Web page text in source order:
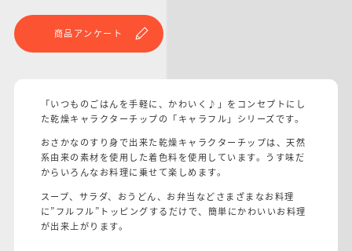
商品アンケート
「いつものごはんを手軽に、かわいく♪」をコンセプトにし
た乾燥キャラクターチップの「キャラフル」シリーズです。
おさかなのすり身で出来た乾燥キャラクターチップは、天然
系由来の素材を使用した着色料を使用しています。うす味だ
からいろんなお料理に乗せて楽しめます。
スープ、サラダ、おうどん、お弁当などさまざまなお料理
に”フルフル”トッピングするだけで、簡単にかわいいお料理
が出来上がります。